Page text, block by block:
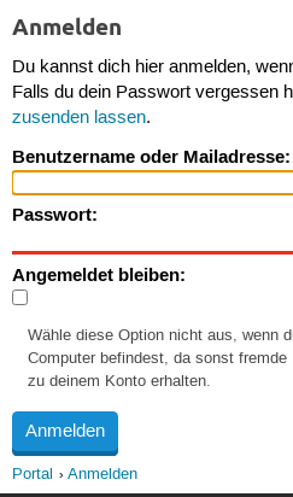
Anmelden
Du kannst dich hier anmelden,
Falls du dein Passwort vergessen
zusenden lassen.
Benutzername oder Mailadresse:
Passwort:
Angemeldet bleiben:
Wähle diese Option nicht aus, wenn
Computer befindest, da sonst
zu deinem Konto erhalten.
Portal Anmelden